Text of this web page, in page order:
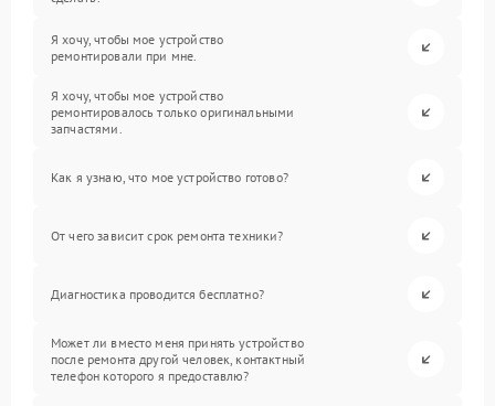
Я хочу, чтобы мое устройство
ремонтировали при мне.
Я хочу, чтобы мое устройство
ремонтировалось только оригинальными
запчастями.
Как я узнаю, что мое устройство готово?
От чего зависит срок ремонта техники?
Диагностика проводится бесплатно?
Может ли вместо меня принять устройство
после ремонта другой человек, контактный
телефон которого я предоставлю?